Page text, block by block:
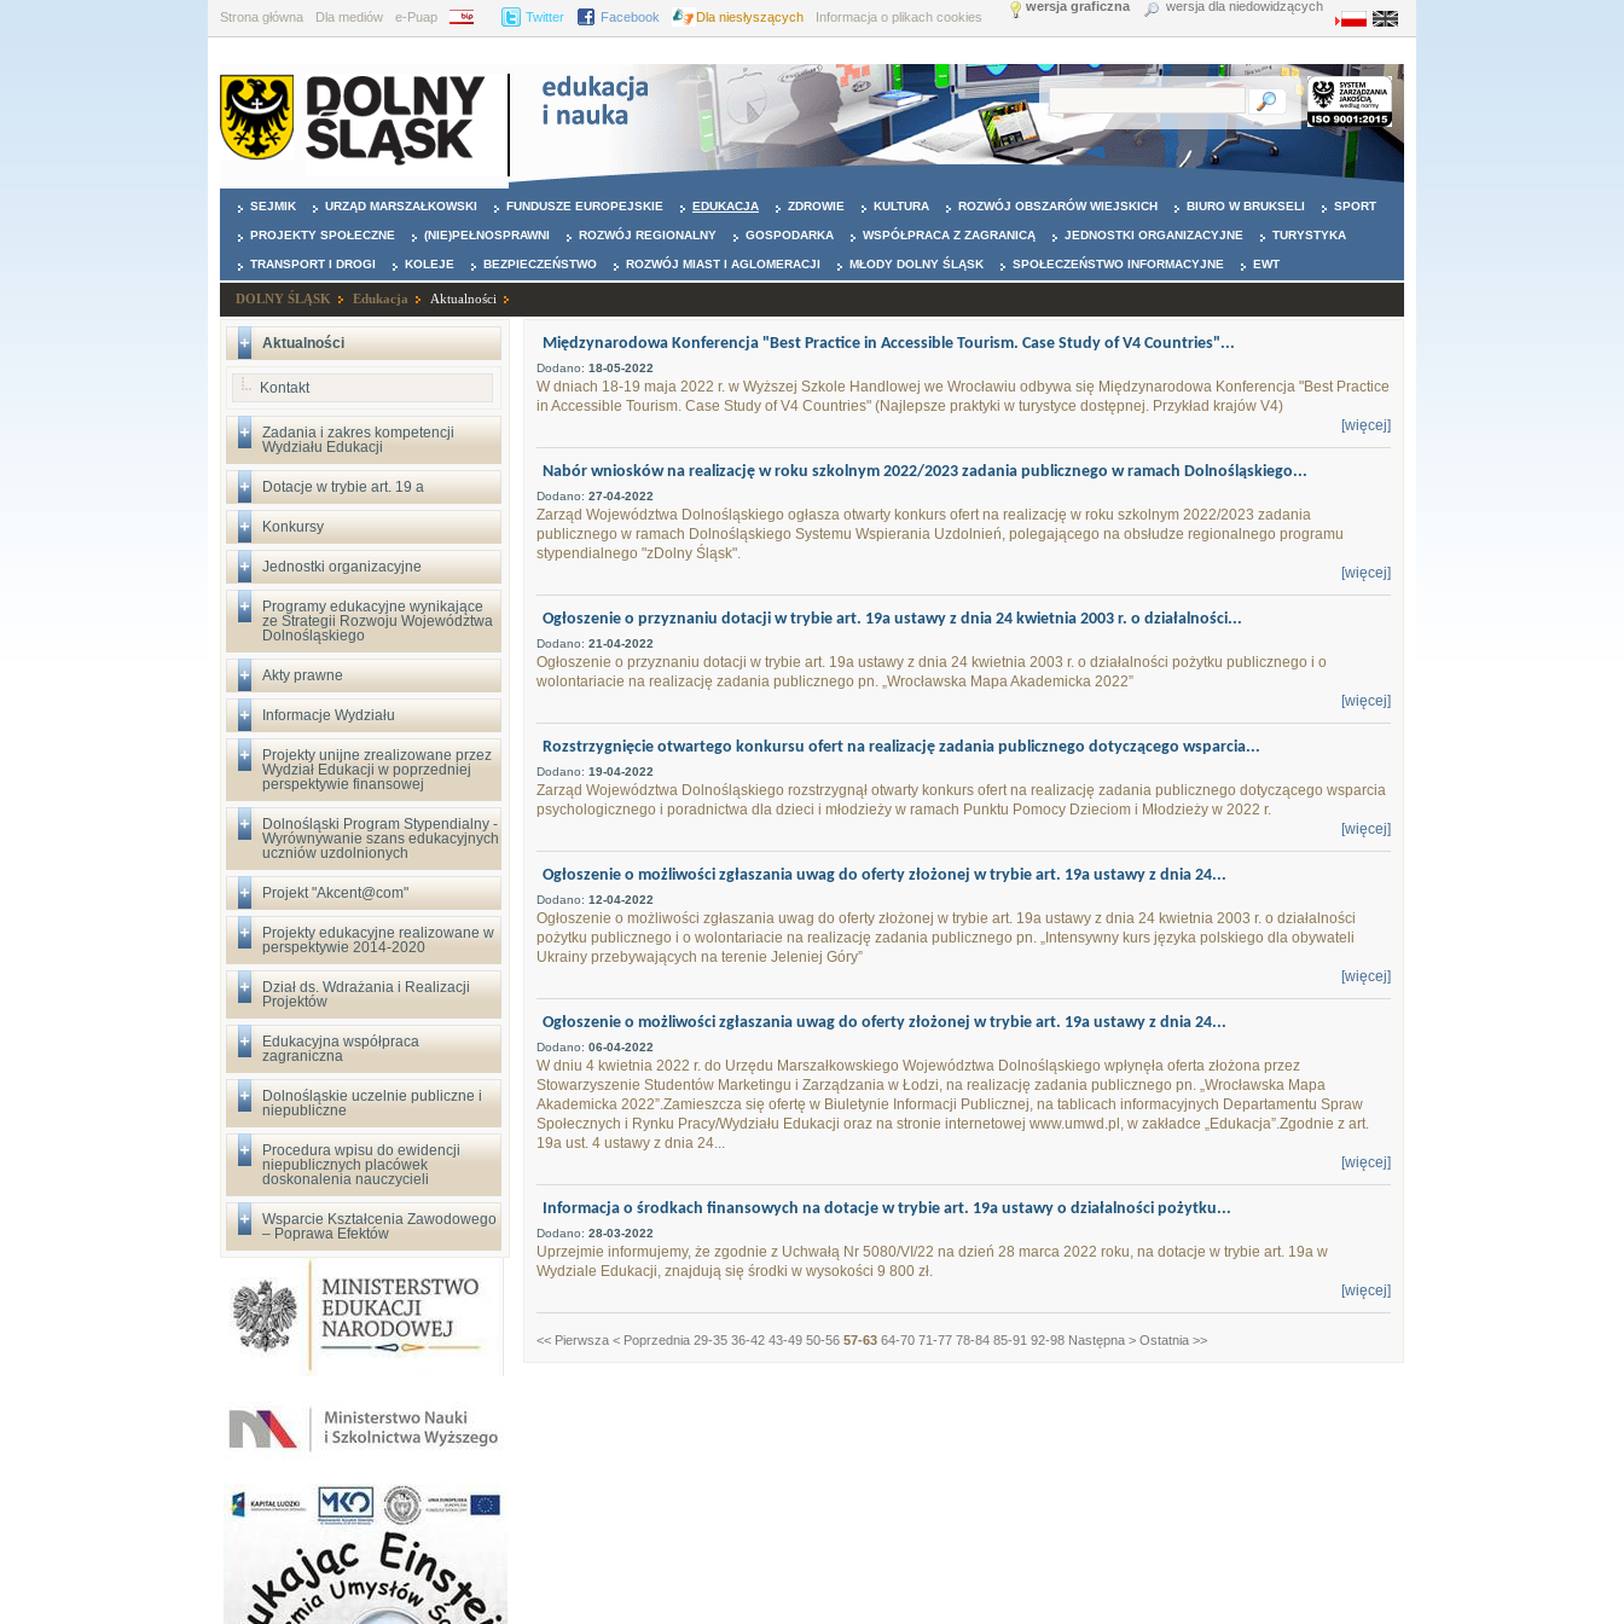
Strona główna Dla mediów e-Puap BIP Twitter Facebook Dla niesłyszących Informacja o plikach cookies
wersja graficzna wersja dla niedowidzących
SEJMIK URZĄD MARSZAŁKOWSKI FUNDUSZE EUROPEJSKIE EDUKACJA ZDROWIE KULTURA ROZWÓJ OBSZARÓW WIEJSKICH BIURO W BRUKSELI SPORT
PROJEKTY SPOŁECZNE (NIE)PEŁNOSPRAWNI ROZWÓJ REGIONALNY GOSPODARKA WSPÓŁPRACA Z ZAGRANICĄ JEDNOSTKI ORGANIZACYJNE TURYSTYKA
TRANSPORT I DROGI KOLEJE BEZPIECZEŃSTWO ROZWÓJ MIAST I AGLOMERACJI MŁODY DOLNY ŚLĄSK SPOŁECZEŃSTWO INFORMACYJNE EWT
DOLNY ŚLĄSK Edukacja Aktualności
Aktualności
Kontakt
Zadania i zakres kompetencji
Wydziału Edukacji
Dotacje w trybie art. 19 a
Konkursy
Jednostki organizacyjne
Programy edukacyjne wynikające
ze Strategii Rozwoju Województwa
Dolnośląskiego
Akty prawne
Informacje Wydziału
Projekty unijne zrealizowane przez
Wydział Edukacji w poprzedniej
perspektywie finansowej
Dolnośląski Program Stypendialny -
Wyrównywanie szans edukacyjnych
uczniów uzdolnionych
Projekt "Akcent@com"
Projekty edukacyjne realizowane w
perspektywie 2014-2020
Dział ds. Wdrażania i Realizacji
Projektów
Edukacyjna współpraca
zagraniczna
Dolnośląskie uczelnie publiczne i
niepubliczne
Procedura wpisu do ewidencji
niepublicznych placówek
doskonalenia nauczycieli
Wsparcie Kształcenia Zawodowego
– Poprawa Efektów
Międzynarodowa Konferencja "Best Practice in Accessible Tourism. Case Study of V4 Countries"...
Dodano: 18-05-2022
W dniach 18-19 maja 2022 r. w Wyższej Szkole Handlowej we Wrocławiu odbywa się Międzynarodowa Konferencja "Best Practice
in Accessible Tourism. Case Study of V4 Countries" (Najlepsze praktyki w turystyce dostępnej. Przykład krajów V4)
[więcej]
Nabór wniosków na realizację w roku szkolnym 2022/2023 zadania publicznego w ramach Dolnośląskiego...
Dodano: 27-04-2022
Zarząd Województwa Dolnośląskiego ogłasza otwarty konkurs ofert na realizację w roku szkolnym 2022/2023 zadania
publicznego w ramach Dolnośląskiego Systemu Wspierania Uzdolnień, polegającego na obsłudze regionalnego programu
stypendialnego "zDolny Śląsk".
[więcej]
Ogłoszenie o przyznaniu dotacji w trybie art. 19a ustawy z dnia 24 kwietnia 2003 r. o działalności...
Dodano: 21-04-2022
Ogłoszenie o przyznaniu dotacji w trybie art. 19a ustawy z dnia 24 kwietnia 2003 r. o działalności pożytku publicznego i o
wolontariacie na realizację zadania publicznego pn. „Wrocławska Mapa Akademicka 2022”
[więcej]
Rozstrzygnięcie otwartego konkursu ofert na realizację zadania publicznego dotyczącego wsparcia...
Dodano: 19-04-2022
Zarząd Województwa Dolnośląskiego rozstrzygnął otwarty konkurs ofert na realizację zadania publicznego dotyczącego wsparcia
psychologicznego i poradnictwa dla dzieci i młodzieży w ramach Punktu Pomocy Dzieciom i Młodzieży w 2022 r.
[więcej]
Ogłoszenie o możliwości zgłaszania uwag do oferty złożonej w trybie art. 19a ustawy z dnia 24...
Dodano: 12-04-2022
Ogłoszenie o możliwości zgłaszania uwag do oferty złożonej w trybie art. 19a ustawy z dnia 24 kwietnia 2003 r. o działalności
pożytku publicznego i o wolontariacie na realizację zadania publicznego pn. „Intensywny kurs języka polskiego dla obywateli
Ukrainy przebywających na terenie Jeleniej Góry”
[więcej]
Ogłoszenie o możliwości zgłaszania uwag do oferty złożonej w trybie art. 19a ustawy z dnia 24...
Dodano: 06-04-2022
W dniu 4 kwietnia 2022 r. do Urzędu Marszałkowskiego Województwa Dolnośląskiego wpłynęła oferta złożona przez
Stowarzyszenie Studentów Marketingu i Zarządzania w Łodzi, na realizację zadania publicznego pn. „Wrocławska Mapa
Akademicka 2022”.Zamieszcza się ofertę w Biuletynie Informacji Publicznej, na tablicach informacyjnych Departamentu Spraw
Społecznych i Rynku Pracy/Wydziału Edukacji oraz na stronie internetowej www.umwd.pl, w zakładce „Edukacja”.Zgodnie z art.
19a ust. 4 ustawy z dnia 24...
[więcej]
Informacja o środkach finansowych na dotacje w trybie art. 19a ustawy o działalności pożytku...
Dodano: 28-03-2022
Uprzejmie informujemy, że zgodnie z Uchwałą Nr 5080/VI/22 na dzień 28 marca 2022 roku, na dotacje w trybie art. 19a w
Wydziale Edukacji, znajdują się środki w wysokości 9 800 zł.
[więcej]
<< Pierwsza < Poprzednia 29-35 36-42 43-49 50-56 57-63 64-70 71-77 78-84 85-91 92-98 Następna > Ostatnia >>